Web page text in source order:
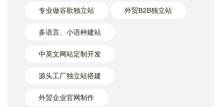
专业做谷歌独立站 外贸B2B独立站
多语言、小语种建站
中英文网站定制开发
源头工厂独立站搭建
外贸企业官网制作